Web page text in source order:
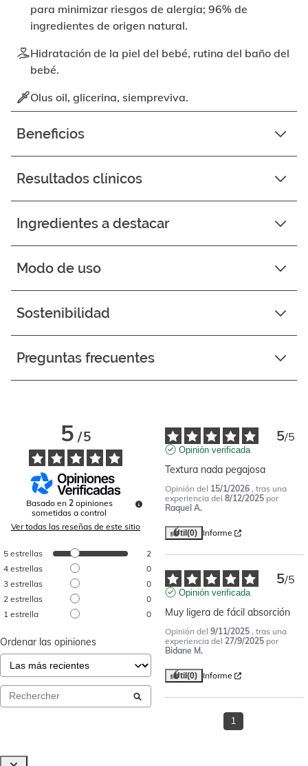
para minimizar riesgos de alergia; 96% de
ingredientes de origen natural.
Hidratación de la piel del bebé, rutina del baño del
bebé.
Olus oil, glicerina, siempreviva.
Beneficios
Resultados clínicos
Ingredientes a destacar
Modo de uso
Sostenibilidad
Preguntas frecuentes
5/5
Basado en 2 opiniones
sometidas a control
Ver todas las reseñas de este sitio
5 estrellas
2
4 estrellas
0
3 estrellas
0
2 estrellas
0
1 estrella 0
Ordenar las opiniones
5/5
Opinión verificada
Textura nada pegajosa
Opinión del 15/1/2026 , tras una
experiencia del 8/12/2025 por
Raquel A.
Útil (0) Informe
5/5
Opinión verificada
Muy ligera de fácil absorción
Opinión del 9/11/2025 , tras una
experiencia del 27/9/2025 por
Bidane M.
Útil (0) Informe
1